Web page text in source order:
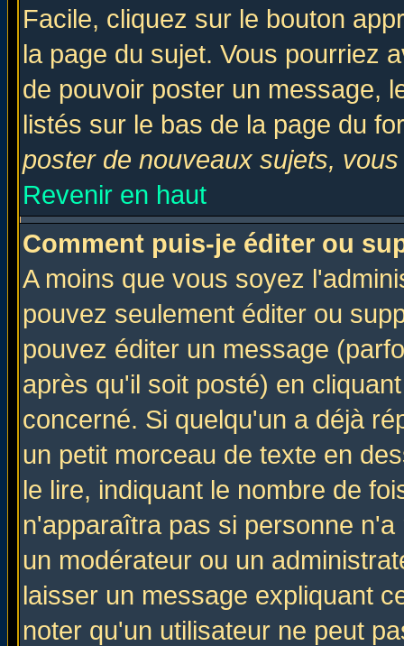
Facile, cliquez sur le bouton
la page du sujet. Vous pourriez
de pouvoir poster un message,
listés sur le bas de la page du
poster de nouveaux sujets,
Revenir en haut
Comment puis-je éditer ou
A moins que vous soyez
pouvez seulement éditer ou
pouvez éditer un message
après qu'il soit posté) en
concerné. Si quelqu'un a déjà
un petit morceau de texte en
le lire, indiquant le nombre de
n'apparaîtra pas si personne
un modérateur ou un
laisser un message expliquant
noter qu'un utilisateur ne peut